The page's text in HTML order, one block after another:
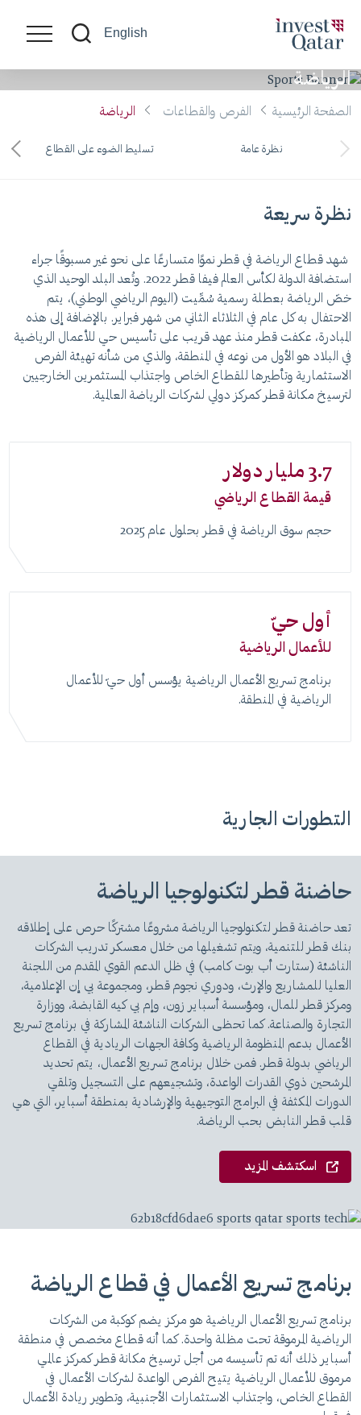
English
الرياضة
الصفحة الرئيسية الفرص والقطاعات الرياضة
نظرة عامة تسليط الضوء على القطاع
نظرة سريعة
شهد قطاع الرياضة في قطر نموًا متسارعًا على نحو غير مسبوقًا جراء
استضافة الدولة لكأس العالم فيفا قطر 2022. وتُعد البلد الوحيد الذي
خصّ الرياضة بعطلة رسمية سُمِّيت (اليوم الرياضي الوطني)، يتم
الاحتفال به كل عام في الثلاثاء الثاني من شهر فبراير. بالإضافة إلى هذه
المبادرة، عكفت قطر منذ عهد قريب على تأسيس حي للأعمال الرياضية
في البلاد هو الأول من نوعه في المنطقة، والذي من شأنه تهيئة الفرص
الاستثمارية وتأطيرها للقطاع الخاص واجتذاب المستثمرين الخارجيين
لترسيخ مكانة قطر كمركز دولي لشركات الرياضة العالمية.
3.7 مليار دولار
قيمة القطاع الرياضي
حجم سوق الرياضة في قطر بحلول عام 2025
أول حيّ
للأعمال الرياضية
برنامج تسريع الأعمال الرياضية يؤسس أول حيّ للأعمال
الرياضية في المنطقة.
التطورات الجارية
حاضنة قطر لتكنولوجيا الرياضة
تعد حاضنة قطر لتكنولوجيا الرياضة مشروعًا مشتركًا حرص على إطلاقه
بنك قطر للتنمية، ويتم تشغيلها من خلال معسكر تدريب الشركات
الناشئة (ستارت أب بوت كامب) في ظل الدعم القوي المقدم من اللجنة
العليا للمشاريع والإرث، ودوري نجوم قطر، ومجموعة بي إن الإعلامية،
ومركز قطر للمال، ومؤسسة أسباير زون، وإم بي كيه القابضة، ووزارة
التجارة والصناعة. كما تحظى الشركات الناشئة المشاركة في برنامج تسريع
الأعمال بدعم المنظومة الرياضية وكافة الجهات الريادية في القطاع
الرياضي بدولة قطر. فمن خلال برنامج تسريع الأعمال، يتم تحديد
المرشحين ذوي القدرات الواعدة، وتشجيعهم على التسجيل وتلقي
الدورات المكثفة في البرامج التوجيهية والإرشادية بمنطقة أسباير، التي هي
قلب قطر النابض بحب الرياضة.
اسكتشف المزيد
برنامج تسريع الأعمال في قطاع الرياضة
برنامج تسريع الأعمال الرياضية هو مركز يضم كوكبة من الشركات
الرياضية المرموقة تحت مظلة واحدة. كما أنه قطاع مخصص في منطقة
أسباير ذلك أنه تم تأسيسه من أجل ترسيخ مكانة قطر كمركز عالمي
مرموق للأعمال الرياضية يتيح الفرص الواعدة لشركات الأعمال في
القطاع الخاص، واجتذاب الاستثمارات الأجنبية، وتطوير ريادة الأعمال